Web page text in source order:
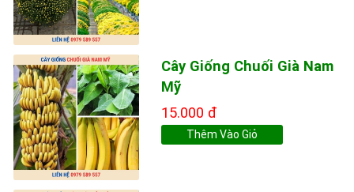
Cây Giống Chuối Già Nam
Mỹ
15.000 đ
Thêm Vào Giỏ